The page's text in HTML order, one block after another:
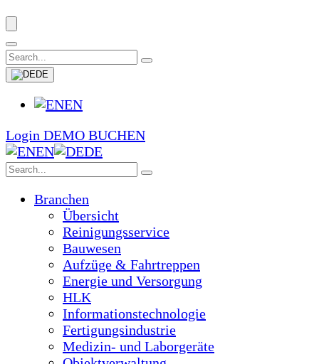
DE
EN
Login DEMO BUCHEN
EN
DE
Branchen
Übersicht
Reinigungsservice
Bauwesen
Aufzüge & Fahrtreppen
Energie und Versorgung
HLK
Informationstechnologie
Fertigungsindustrie
Medizin- und Laborgeräte